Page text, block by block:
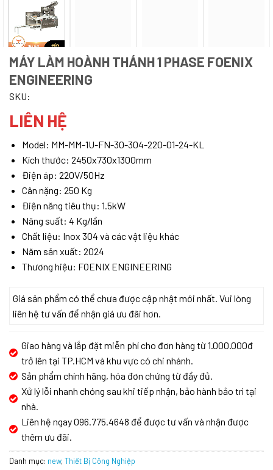
MÁY LÀM HOÀNH THÁNH 1 PHASE FOENIX
ENGINEERING
SKU:
LIÊN HỆ
Model: MM-MM-1U-FN-30-304-220-01-24-KL
Kích thước: 2450x730x1300mm
Điện áp: 220V/50Hz
Cân nặng: 250 Kg
Điện năng tiêu thụ: 1.5kW
Năng suất: 4 Kg/lần
Chất liệu: Inox 304 và các vật liệu khác
Năm sản xuất: 2024
Thương hiệu: FOENIX ENGINEERING
Giá sản phẩm có thể chưa được cập nhật mới nhất. Vui lòng
liên hệ tư vấn để nhận giá ưu đãi hơn.
Giao hàng và lắp đặt miễn phí cho đơn hàng từ 1.000.000đ
trở lên tại TP.HCM và khu vực có chi nhánh.
Sản phẩm chính hãng, hóa đơn chứng từ đầy đủ.
Xử lý lỗi nhanh chóng sau khi tiếp nhận, bảo hành bảo trì tại
nhà.
Liên hệ ngay 096.775.4648 để được tư vấn và nhận được
thêm ưu đãi.
Danh mục: new,Thiết Bị Công Nghiệp